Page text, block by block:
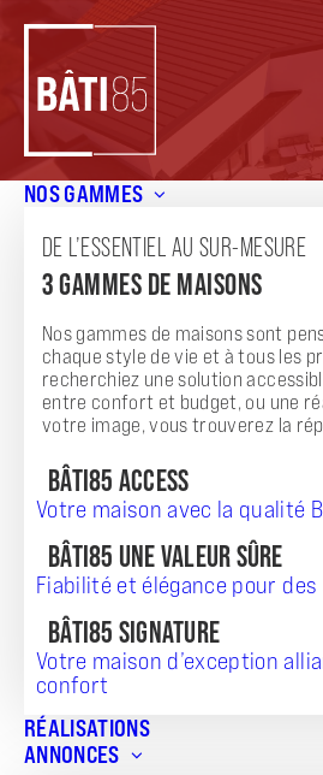
NOS GAMMES
DE L’ESSENTIEL AU SUR-MESURE
3 GAMMES DE MAISONS
Nos gammes de maisons sont
chaque style de vie et à tous les
recherchiez une solution
entre confort et budget, ou une
votre image, vous trouverez la
BÂTI85 ACCESS
Votre maison avec la qualité
BÂTI85 UNE VALEUR SÛRE
Fiabilité et élégance pour
BÂTI85 SIGNATURE
Votre maison d’exception
confort
RÉALISATIONS
ANNONCES
NOS TERRAINS ET MAISONS
Une solution clé en main :
l’achat d’un terrain + maison
BÂTI85,constructeur de maisons
en Loire-Atlantique, vous propose
avec terrain pour concrétiser votre
Vous souhaitez vous installer à
Sables-d’Olonne, à Saint-Gilles-
Challans ou à Pornic ? Notre agence
vous aide dans votre démarche en
solution clé en main :l’achat d’une
BÂTI85, vous aussi
faut.